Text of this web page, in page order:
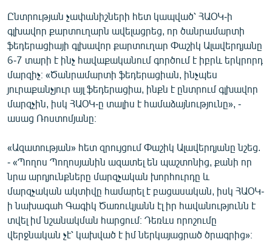
«Ազատության» բոլոր կայքերը
Ընտրության չափանիշների հետ կապված՝ ՀԱՕԿ-ի
գլխավոր քարտուղարն ավելացրեց, որ ծանրամարտի
ֆեդերացիայի գլխավոր քարտուղար Փաշիկ Ալավերդյանը
6-7 տարի է ինչ հավաքականում գործում է իբրև երկրորդ
մարզիչ։ «Ծանրամարտի ֆեդերացիան, ինչպես
յուրաքանչյուր այլ ֆեդերացիա, ինքն է ընտրում գլխավոր
մարզչին, իսկ ՀԱՕԿ-ը տալիս է համաձայնությունը», -
ասաց Ռոստոմյանը։
«Ազատության» հետ զրույցում Փաշիկ Ալավերդյանը նշեց.
- «Պողոս Պողոսյանին ազատել են պաշտոնից, քանի որ
նրա արդյունքները մարզչական խորհուրդը և
մարզչական ակտիվը համարել է բացասական, իսկ ՀԱՕԿ-
ի նախագահ Գագիկ Ծառուկյանն էլ իր հավանությունն է
տվել իմ նշանակման հարցում։ Դեռևս որոշումը
վերջնական չէ՝ կախված է իմ ներկայացրած ծրագրից»։